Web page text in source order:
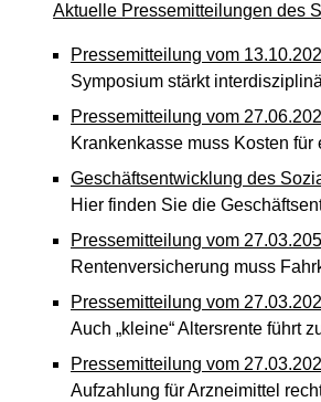
Aktuelle Pressemitteilungen des
Pressemitteilung vom
Symposium stärkt
Pressemitteilung vom
Krankenkasse muss Kosten
Geschäftsentwicklung des
Hier finden Sie die
Pressemitteilung vom
Rentenversicherung muss
Pressemitteilung vom
Auch „kleine“ Altersrente führt
Pressemitteilung vom
Aufzahlung für Arzneimittel